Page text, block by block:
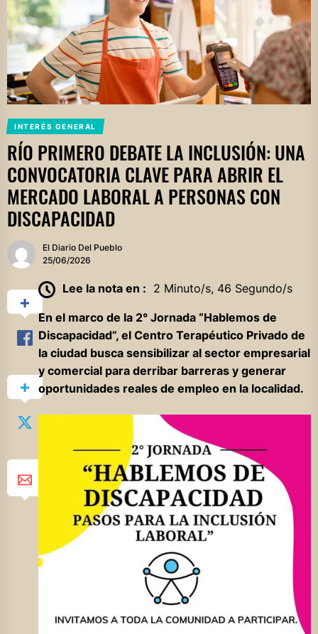
INTERÉS GENERAL
RÍO PRIMERO DEBATE LA INCLUSIÓN: UNA
CONVOCATORIA CLAVE PARA ABRIR EL
MERCADO LABORAL A PERSONAS CON
DISCAPACIDAD
El Diario Del Pueblo
25/06/2026
Lee la nota en : 2 Minuto/s, 46 Segundo/s
En el marco de la 2° Jornada “Hablemos de
Discapacidad”, el Centro Terapéutico Privado de
la ciudad busca sensibilizar al sector empresarial
y comercial para derribar barreras y generar
oportunidades reales de empleo en la localidad.